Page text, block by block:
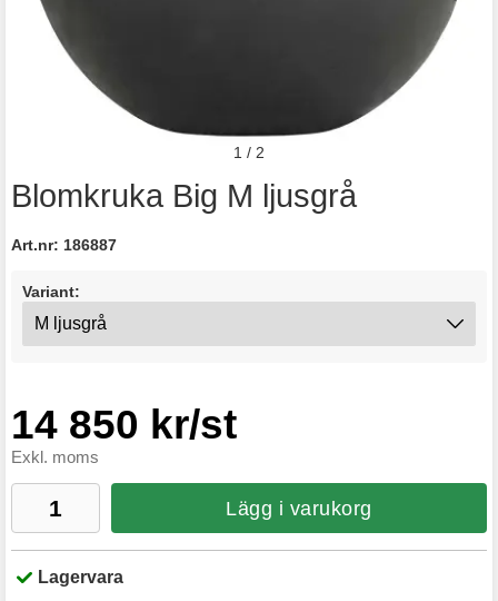
Blomkruka Big M ljusgrå
Art.nr: 186887
Variant:
14 850 kr/st
Exkl. moms
Lägg i varukorg
Lagervara
1 / 2